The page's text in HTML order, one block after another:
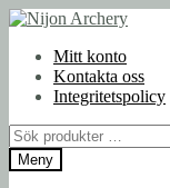
Hoppa
navigering
Hoppa
innehållMitt konto
Kontakta oss
Integritetspolicy
Sök
efter:
Meny